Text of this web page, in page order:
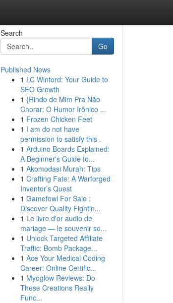
Search
Go
Published News
1 LC Winford: Your Guide to
SEO Growth
1 {Rindo de Mim Pra Não
Chorar: O Humor Irônico ...
1 Frozen Chicken Feet
1 I am do not have
permission to satisfy this .
1 Arduino Boards Explained:
A Beginner's Guide to...
1 Akomodasi Murah: Tips
1 Crafting Fate: A Warforged
Inventor’s Quest
1 Gamefowl For Sale :
Discover Quality Fightin...
1 Le livre d'or audio de
mariage — le souvenir so...
1 Unlock Targeted Affiliate
Traffic: Bomb Package...
1 Ace Your Medical Coding
Career: Online Certific...
1 Myoglow Reviews: Do
These Creations Really
Func...